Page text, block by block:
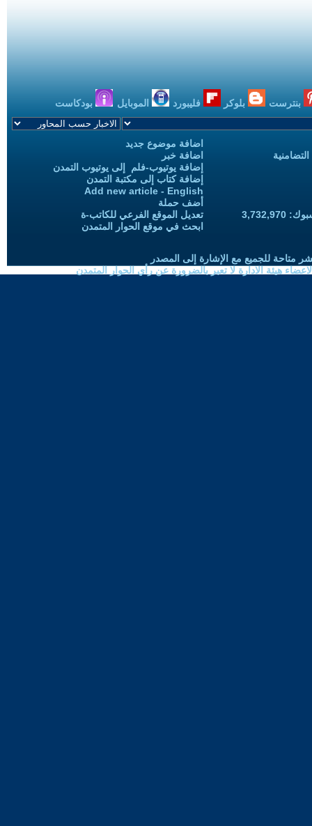
بنترست بلوكر فليبورد الموبايل بودكاست
اضافة موضوع جديد
اضافة خبر
إضافة يوتيوب-فلم إلى يوتيوب التمدن
إضافة كتاب إلى مكتبة التمدن
Add new article - English
أضف حملة
تعديل الموقع الفرعي للكاتب-ة
ابحث في موقع الحوار المتمدن
متاحة للجميع مع الإشارة إلى المصدر
هيئة الادارة لا تعبر بالضرورة عن رأي الحوار المتمدن